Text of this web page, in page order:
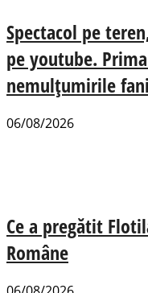
Spectacol pe
pe youtube.
nemulțumirile
06/08/2026
Ce a pregătit
Române